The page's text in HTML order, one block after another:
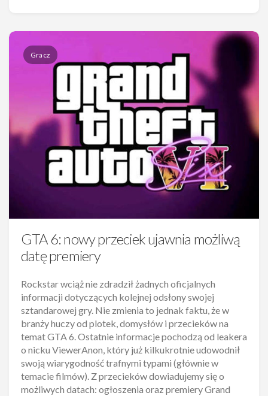
Gracz
GTA 6: nowy przeciek ujawnia możliwą
datę premiery
Rockstar wciąż nie zdradził żadnych oficjalnych
informacji dotyczących kolejnej odsłony swojej
sztandarowej gry. Nie zmienia to jednak faktu, że w
branży huczy od plotek, domysłów i przecieków na
temat GTA 6. Ostatnie informacje pochodzą od leakera
o nicku ViewerAnon, który już kilkukrotnie udowodnił
swoją wiarygodność trafnymi typami (głównie w
temacie filmów). Z przecieków dowiadujemy się o
możliwych datach: ogłoszenia oraz premiery Grand